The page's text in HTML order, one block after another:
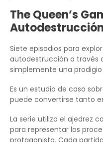
The Queen’s
Autodestrucción
Siete episodios para
autodestrucción a través
simplemente una
Es un estudio de caso
puede convertirse tanto
La serie utiliza el ajedrez
para representar los